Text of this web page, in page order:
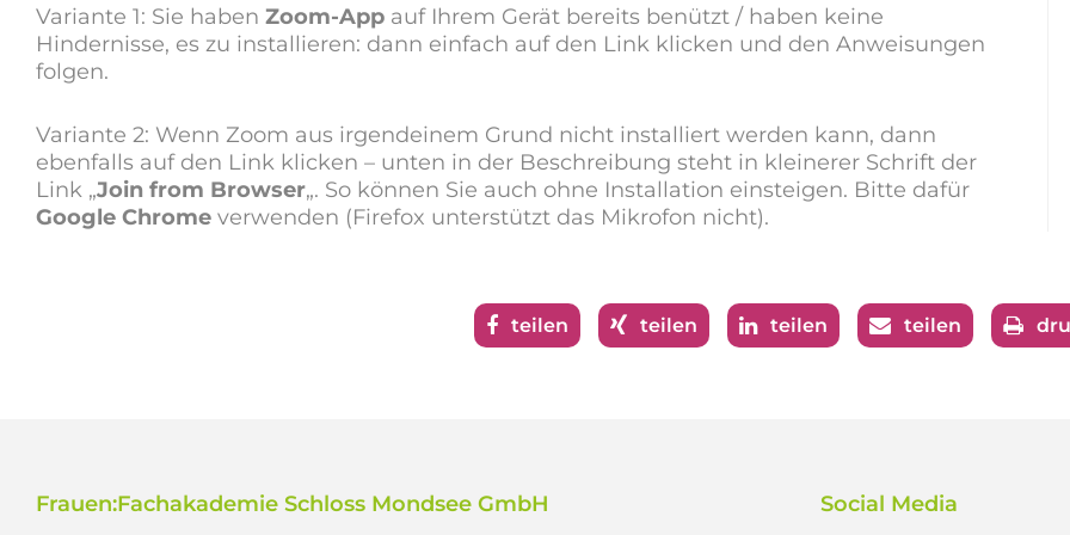
Variante 1: Sie haben Zoom-App auf Ihrem Gerät bereits benützt / haben keine
Hindernisse, es zu installieren: dann einfach auf den Link klicken und den Anweisungen
folgen.
Variante 2: Wenn Zoom aus irgendeinem Grund nicht installiert werden kann, dann
ebenfalls auf den Link klicken – unten in der Beschreibung steht in kleinerer Schrift der
Link „Join from Browser„. So können Sie auch ohne Installation einsteigen. Bitte dafür
Google Chrome verwenden (Firefox unterstützt das Mikrofon nicht).
teilen teilen teilen teilen
Frauen:Fachakademie Schloss Mondsee GmbH Social Media